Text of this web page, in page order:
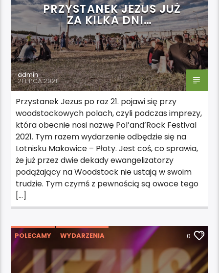
PRZYSTANEK JEZUS JUŻ
ZA KILKA DNI…
admin
21 LIPCA 2021
Przystanek Jezus po raz 21. pojawi się przy
woodstockowych polach, czyli podczas imprezy,
która obecnie nosi nazwę Pol’and’Rock Festival
2021. Tym razem wydarzenie odbędzie się na
Lotnisku Makowice – Płoty. Jest coś, co sprawia,
że już przez dwie dekady ewangelizatorzy
podążający na Woodstock nie ustają w swoim
trudzie. Tym czymś z pewnością są owoce tego
[…]
POLECAMY WYDARZENIA 0